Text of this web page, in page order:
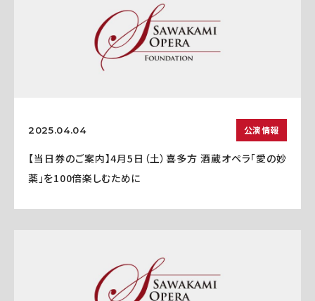
2025.04.04 公演情報
【当日券のご案内】4月5日（土）喜多方 酒蔵オペラ「愛の妙
薬」を100倍楽しむために